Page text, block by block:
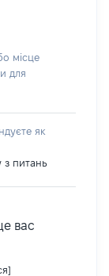
місце
для
як
з питань
вас